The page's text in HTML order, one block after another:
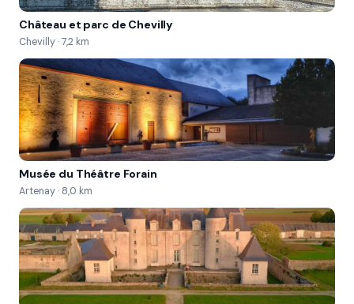
Château et parc de Chevilly
Chevilly · 7,2 km
Musée du Théâtre Forain
Artenay · 8,0 km